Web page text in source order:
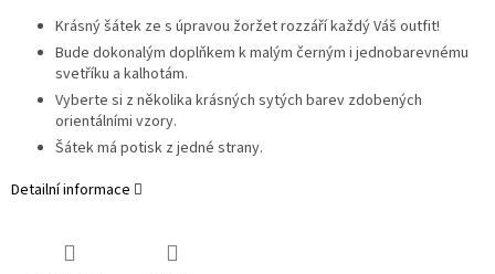
Krásný šátek ze s úpravou žoržet rozzáří každý Váš outfit!
Bude dokonalým doplňkem k malým černým i jednobarevnému
svetříku a kalhotám.
Vyberte si z několika krásných sytých barev zdobených
orientálními vzory.
Šátek má potisk z jedné strany.
Detailní informace